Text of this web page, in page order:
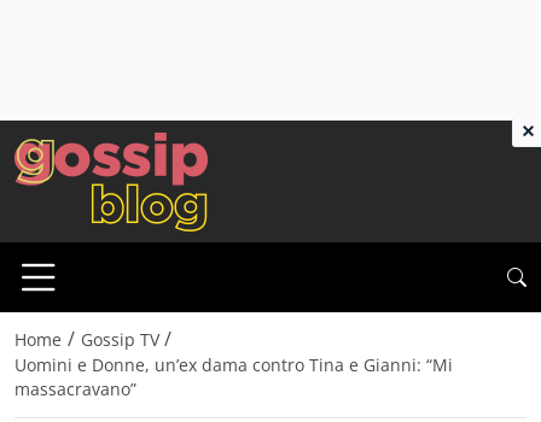
Home / Gossip TV /
Uomini e Donne, un’ex dama contro Tina e Gianni: “Mi
massacravano”
×